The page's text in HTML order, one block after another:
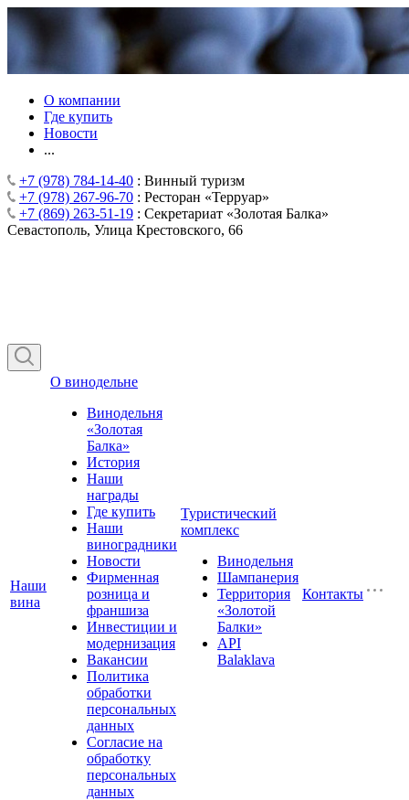
О компании
Где купить
Новости
...
+7 (978) 784-14-40 : Винный туризм
+7 (978) 267-96-70 : Ресторан «Терруар»
+7 (869) 263-51-19 : Секретариат «Золотая Балка»
Севастополь, Улица Крестовского, 66
Наши
вина
О винодельне
Винодельня
«Золотая
Балка»
История
Наши
награды
Где купить
Наши
виноградники
Новости
Фирменная
розница и
франшиза
Инвестиции и
модернизация
Вакансии
Политика
обработки
персональных
данных
Согласие на
обработку
персональных
данных
Туристический
комплекс
Винодельня
Шампанерия
Территория
«Золотой
Балки»
API
Balaklava
Контакты